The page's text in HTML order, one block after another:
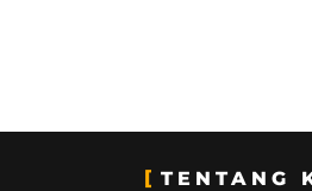
TENTANG